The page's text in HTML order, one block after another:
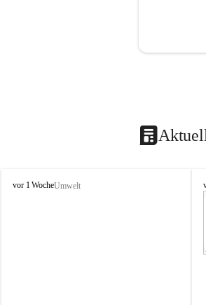
V
vor 1 WocheUmwelt